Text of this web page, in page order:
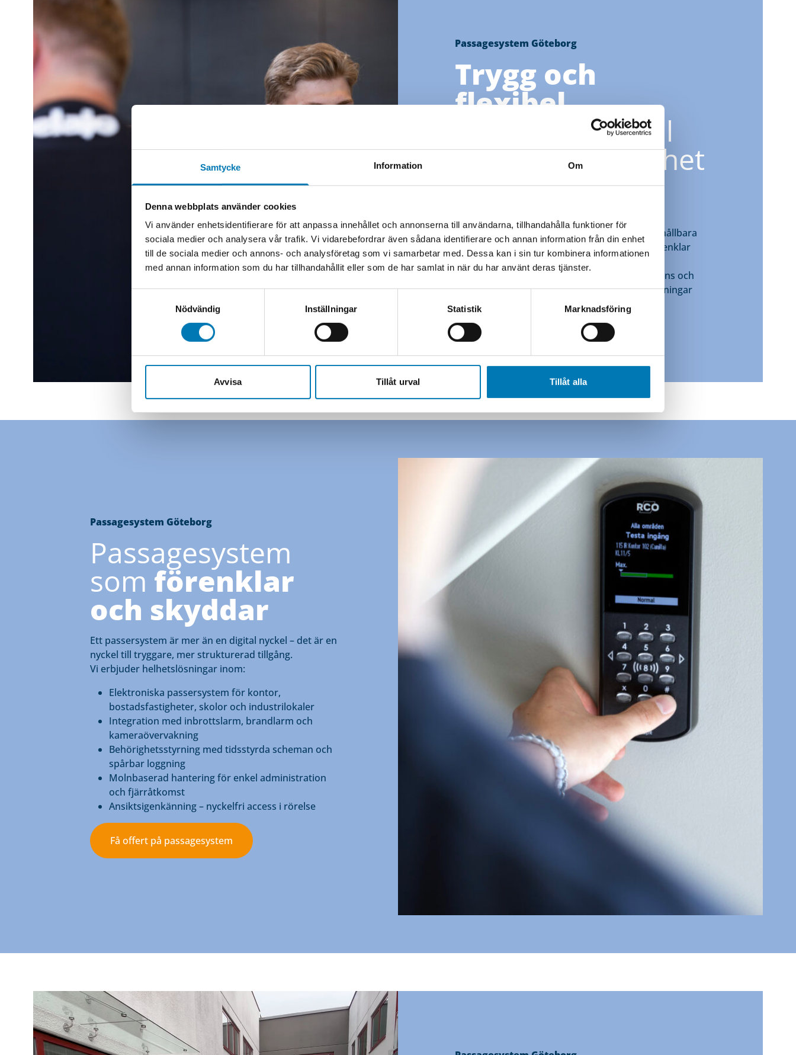
Samtycke Information Om
Denna webbplats använder cookies
Vi använder enhetsidentifierare för att anpassa innehållet och annonserna till användarna, tillhandahålla funktioner för
sociala medier och analysera vår trafik. Vi vidarebefordrar även sådana identifierare och annan information från din enhet
till de sociala medier och annons- och analysföretag som vi samarbetar med. Dessa kan i sin tur kombinera informationen
med annan information som du har tillhandahållit eller som de har samlat in när du har använt deras tjänster.
Nödvändig
Inställningar Statistik Marknadsföring
Avvisa Tillåt urval Tillåt alla
Passagesystem Göteborg
Trygg och
flexibel
tillträdeskontroll
för din verksamhet
Välkommen till Elajo i Göteborg
På Elajo hjälper vi Göteborgs företag och
fastighetsägare att skapa effektiva, säkra och hållbara
miljöer – med moderna passersystem som förenklar
vardagen och skyddar det som är viktigt.
Med stark lokal närvaro, djup teknisk kompetens och
stort engagemang skräddarsyr vi säkerhetslösningar
anpassade efter Göteborgs urbana
Passagesystem Göteborg
Passagesystem
som förenklar
och skyddar
Ett passersystem är mer än en digital nyckel – det är en
nyckel till tryggare, mer strukturerad tillgång.
Vi erbjuder helhetslösningar inom:
Elektroniska passersystem för kontor,
bostadsfastigheter, skolor och industrilokaler
Integration med inbrottslarm, brandlarm och
kameraövervakning
Behörighetsstyrning med tidsstyrda scheman och
spårbar loggning
Molnbaserad hantering för enkel administration
och fjärråtkomst
Ansiktsigenkänning – nyckelfri access i rörelse
Få offert på passagesystem